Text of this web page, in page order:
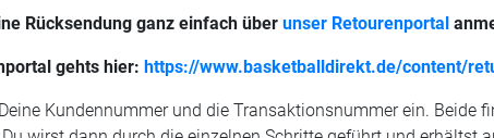
Rücksendung ganz einfach über unser Retourenportal
gehts hier: https://www.basketballdirekt.de/content/
Kundennummer und die Transaktionsnummer ein. Beide